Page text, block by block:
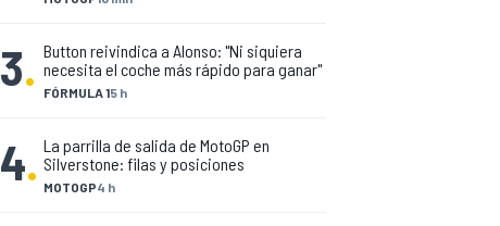
3. FÓRMULA 15 h
Button reivindica a Alonso: "Ni siquiera
necesita el coche más rápido para ganar"
4. MOTOGP4 h
La parrilla de salida de MotoGP en
Silverstone: filas y posiciones